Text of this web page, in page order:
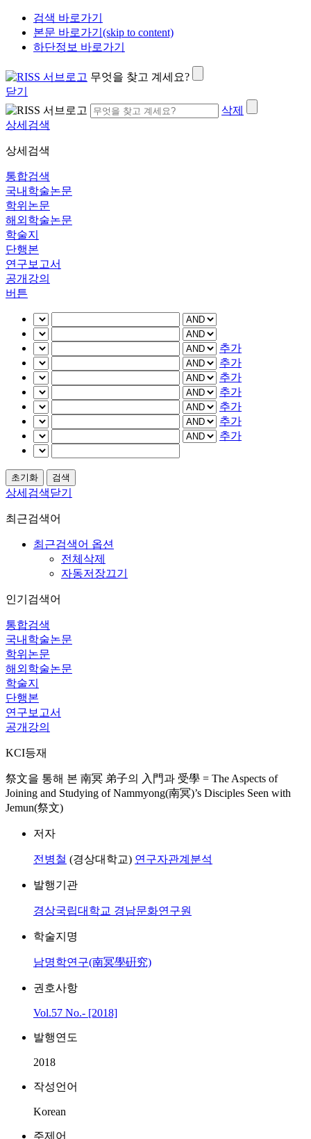
검색 바로가기
본문 바로가기(skip to content)
하단정보 바로가기
무엇을 찾고 계세요?
닫기
삭제
상세검색
상세검색
통합검색
국내학술논문
학위논문
해외학술논문
학술지
단행본
연구보고서
공개강의
버튼
추가
추가
추가
추가
추가
추가
추가
상세검색닫기
최근검색어
최근검색어 옵션
전체삭제
자동저장끄기
인기검색어
통합검색
국내학술논문
학위논문
해외학술논문
학술지
단행본
연구보고서
공개강의
KCI등재
祭文을 통해 본 南冥 弟子의 入門과 受學 = The Aspects of
Joining and Studying of Nammyong(南冥)’s Disciples Seen with
Jemun(祭文)
저자
전병철 (경상대학교) 연구자관계분석
발행기관
경상국립대학교 경남문화연구원
학술지명
남명학연구(南冥學硏究)
권호사항
Vol.57 No.- [2018]
발행연도
2018
작성언어
Korean
주제어